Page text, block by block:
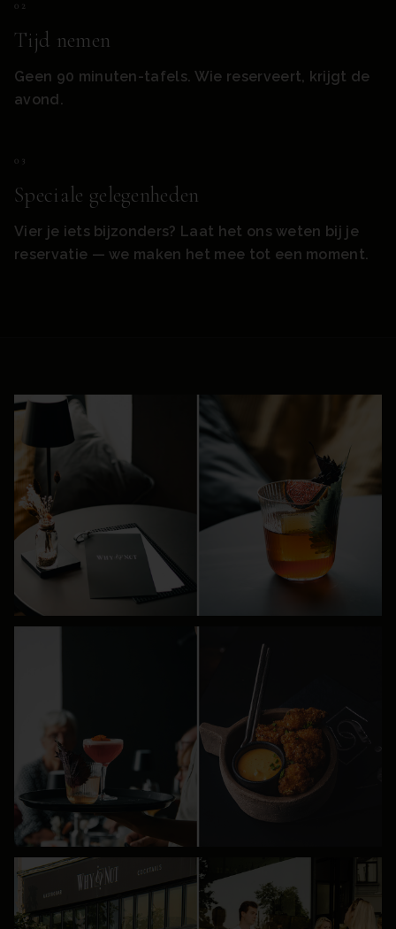
0 2
Tijd nemen
Geen 90 minuten-tafels. Wie reserveert, krijgt de
avond.
0 3
Speciale gelegenheden
Vier je iets bijzonders? Laat het ons weten bij je
reservatie — we maken het mee tot een moment.